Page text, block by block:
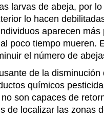
larvas de abeja, por
lo hacen
aparecen
poco tiempo mueren.
el número de
de la
químicos
son capaces de
de localizar las zonas